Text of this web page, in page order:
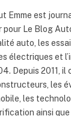
Emme est
pour Le Blog
auto, les
électriques et
Depuis 2011, il
les
les
ainsi